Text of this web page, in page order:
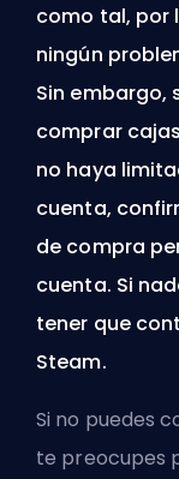
como tal, por
ningún
Sin embargo,
comprar
no haya
cuenta,
de compra
cuenta. Si
tener que
Steam.
Si no puedes
te preocupes